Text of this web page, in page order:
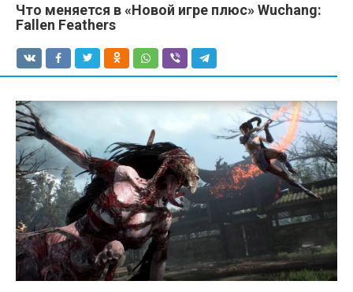
Что меняется в «Новой игре плюс» Wuchang:
Fallen Feathers